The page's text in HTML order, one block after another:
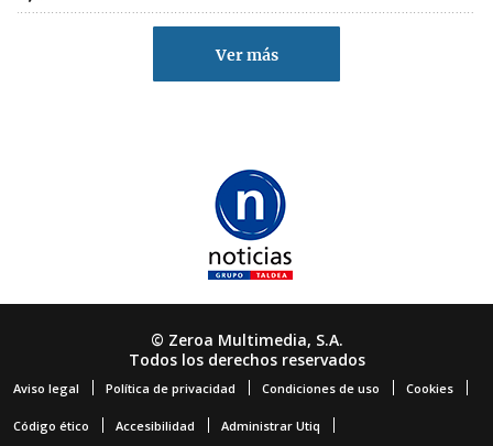
Ver más
© Zeroa Multimedia, S.A.
Todos los derechos reservados
Aviso legal Política de privacidad Condiciones de uso Cookies
Código ético Accesibilidad Administrar Utiq